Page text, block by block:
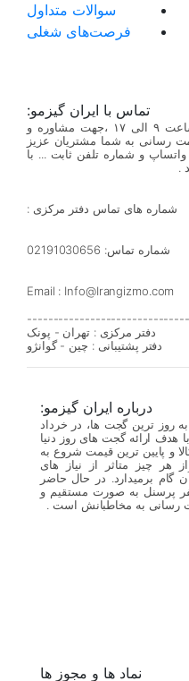
سوالات متداول
فرصت‌های شغلی
تماس با ایران گیزمو:
مجموعه ایران گیزمو همه روزه از ساعت ۹ الی ۱۷ ،جهت مشاوره و
رسانی به شما مشتریان عزیز
واتساپ و شماره تلفن ثابت ... با
.
شماره های تماس دفتر مرکزی :
شماره تماس: 02191030656
Email : Info@Irangizmo.com
دفتر مرکزی : تهران - پونک
دفتر پشتیبانی : چین - گوانژو
درباره ایران گیزمو:
روز ترین گجت ها، در خرداد
با هدف ارائه گجت های روز دنیا
و پایین ترین قیمت شروع به
هر چیز متاثر از نیاز های
برمیدارد. در حال حاضر
ایران گیزمو با حدود ۳۰ نفر پرسنل به صورت مستقیم و
رسانی به مخاطبانش است .
نماد ها و مجوز ها